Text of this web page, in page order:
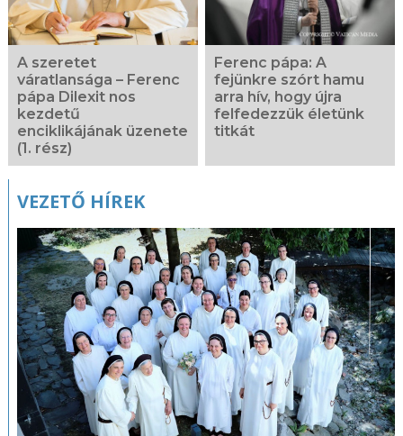
A szeretet
váratlansága – Ferenc
pápa Dilexit nos
kezdetű
enciklikájának üzenete
(1. rész)
Ferenc pápa: A
fejünkre szórt hamu
arra hív, hogy újra
felfedezzük életünk
titkát
VEZETŐ HÍREK